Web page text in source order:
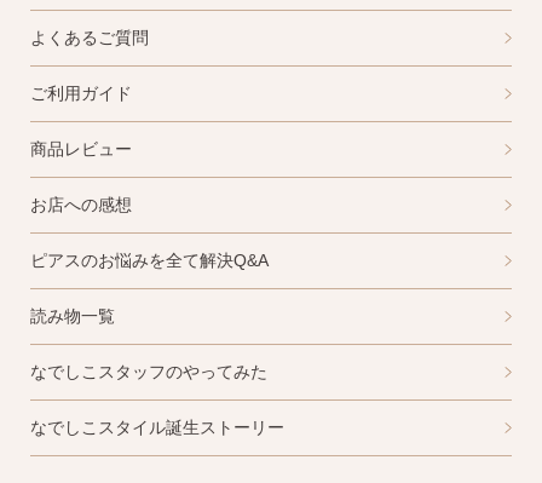
よくあるご質問
ご利用ガイド
商品レビュー
お店への感想
ピアスのお悩みを全て解決Q&A
読み物一覧
なでしこスタッフのやってみた
なでしこスタイル誕生ストーリー